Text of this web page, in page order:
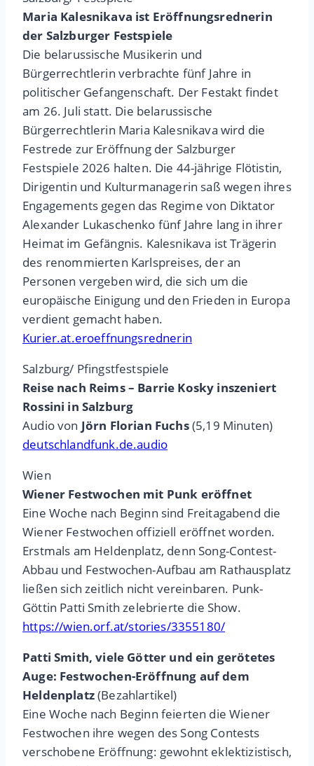
Maria Kalesnikava ist Eröffnungsrednerin
der Salzburger Festspiele
Die belarussische Musikerin und
Bürgerrechtlerin verbrachte fünf Jahre in
politischer Gefangenschaft. Der Festakt findet
am 26. Juli statt. Die belarussische
Bürgerrechtlerin Maria Kalesnikava wird die
Festrede zur Eröffnung der Salzburger
Festspiele 2026 halten. Die 44-jährige Flötistin,
Dirigentin und Kulturmanagerin saß wegen ihres
Engagements gegen das Regime von Diktator
Alexander Lukaschenko fünf Jahre lang in ihrer
Heimat im Gefängnis. Kalesnikava ist Trägerin
des renommierten Karlspreises, der an
Personen vergeben wird, die sich um die
europäische Einigung und den Frieden in Europa
verdient gemacht haben.
Kurier.at.eroeffnungsrednerin
Salzburg/ Pfingstfestspiele
Reise nach Reims – Barrie Kosky inszeniert
Rossini in Salzburg
Audio von Jörn Florian Fuchs(5,19 Minuten)
deutschlandfunk.de.audio
Wien
Wiener Festwochen mit Punk eröffnet
Eine Woche nach Beginn sind Freitagabend die
Wiener Festwochen offiziell eröffnet worden.
Erstmals am Heldenplatz, denn Song-Contest-
Abbau und Festwochen-Aufbau am Rathausplatz
ließen sich zeitlich nicht vereinbaren. Punk-
Göttin Patti Smith zelebrierte die Show.
https://wien.orf.at/stories/3355180/
Patti Smith, viele Götter und ein gerötetes
Auge: Festwochen-Eröffnung auf dem
Heldenplatz(Bezahlartikel)
Eine Woche nach Beginn feierten die Wiener
Festwochen ihre wegen des Song Contests
verschobene Eröffnung: gewohnt eklektizistisch,